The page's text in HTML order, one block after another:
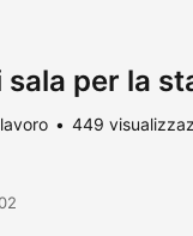
sala per la
449